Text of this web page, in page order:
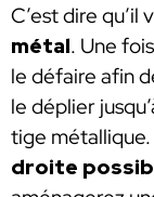
C’est dire qu’il
métal. Une
le défaire afin
le déplier
tige
droite